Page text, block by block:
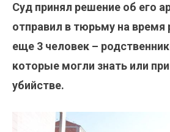
Суд принял решение об его
отправил в тюрьму на время
еще 3 человек –
которые могли знать или
убийстве.